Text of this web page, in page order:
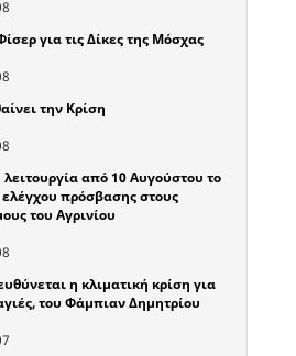
για τις Δίκες της Μόσχας
την Κρίση
από 10 Αυγούστου το
πρόσβασης στους
του Αγρινίου
η κλιματική κρίση για
του Φάμπιαν Δημητρίου